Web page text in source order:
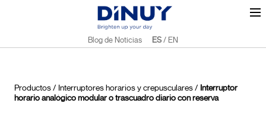
Blog de Noticias ES/ EN
Productos/ Interruptores horarios y crepusculares/ Interruptor
horario analógico modular o trascuadro diario con reserva